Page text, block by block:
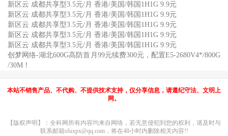
新区云 成都共享型3.5元/月 香港/美国/韩国1H1G 9.9元
新区云 成都共享型3.5元/月 香港/美国/韩国1H1G 9.9元
新区云 成都共享型3.5元/月 香港/美国/韩国1H1G 9.9元
新区云 成都共享型3.5元/月 香港/美国/韩国1H1G 9.9元
新区云 成都共享型3.5元/月 香港/美国/韩国1H1G 9.9元
创梦网络-湖北600G高防首月99元续费300元，配置E5-2680V4*/800G
/30M！
本站不销售产品、不代购、不提供技术支持，仅分享信息，请遵纪守法、文明上
网。
【版权声明】：全科网所有内容均来自网络，若无意侵犯到您的权利，请及时与
联系邮箱sfuxpx@qq.com，将在48小时内删除相关内容!!